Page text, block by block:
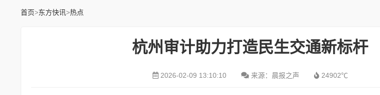
首页>东方快讯>热点
杭州审计助力打造民生交通新标杆
2026-02-09 13:10:10 来源：晨报之声 24902℃